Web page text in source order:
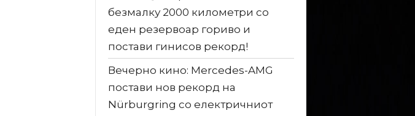
безмалку 2000 километри со
еден резервоар гориво и
постави гинисов рекорд!
Вечерно кино: Mercedes-AMG
постави нов рекорд на
Nürburgring со електричниот